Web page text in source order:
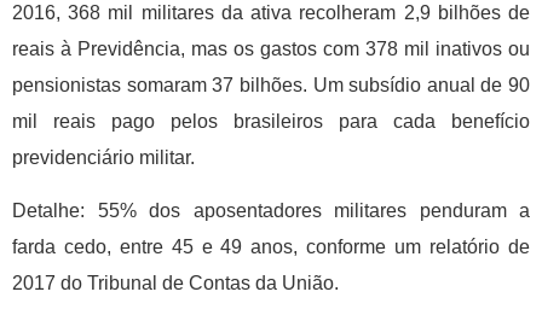
2016, 368 mil militares da ativa recolheram 2,9 bilhões de
reais à Previdência, mas os gastos com 378 mil inativos ou
pensionistas somaram 37 bilhões. Um subsídio anual de 90
mil reais pago pelos brasileiros para cada benefício
previdenciário militar.
Detalhe: 55% dos aposentadores militares penduram a
farda cedo, entre 45 e 49 anos, conforme um relatório de
2017 do Tribunal de Contas da União.